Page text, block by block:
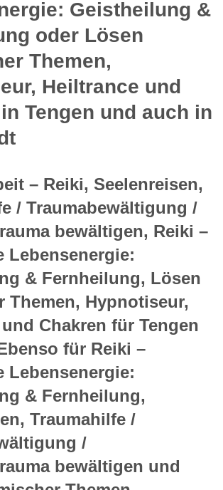
Geistheilung &
oder Lösen
Themen,
Heiltrance und
Tengen und auch in
– Reiki, Seelenreisen,
/ Traumabewältigung /
bewältigen, Reiki –
Lebensenergie:
& Fernheilung, Lösen
Themen, Hypnotiseur,
Chakren für Tengen
für Reiki –
Lebensenergie:
& Fernheilung,
Traumahilfe /
/
bewältigen und